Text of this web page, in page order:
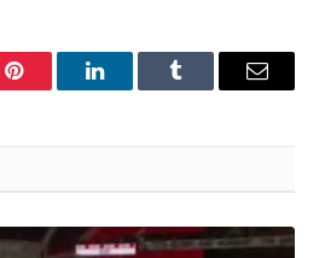
Pinterest LinkedInTumblr Email